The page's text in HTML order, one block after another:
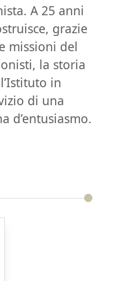
A 25 anni
grazie
missioni del
la storia
in
di una
d’entusiasmo.